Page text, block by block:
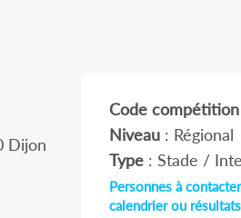
Dijon
Code compétition
Niveau: Régional
Type: Stade /
Personnes à
calendrier ou résultats